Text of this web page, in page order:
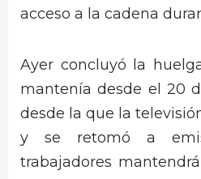
acceso a la cadena
Ayer concluyó la
mantenía desde el 20
desde la que la
y se retomó a
trabajadores